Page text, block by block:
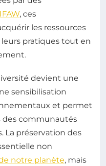
IFAW, ces
les ressources
pratiques tout en
devient une
sensibilisation
et permet
des communautés
La préservation des
non
notre planète, mais